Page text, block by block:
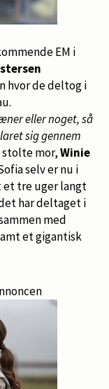
EM i
hvor de deltog i
eller noget, så
sig gennem
mor,Winie
selv er nu i
et tre uger langt
har deltaget i
med
et gigantisk